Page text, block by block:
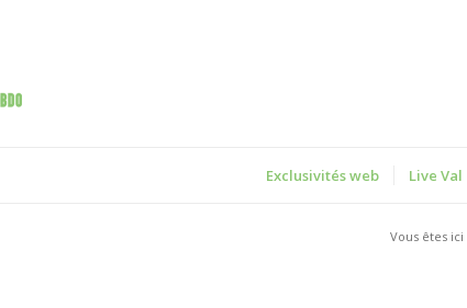
Exclusivités web Live Val
Vous êtes ici